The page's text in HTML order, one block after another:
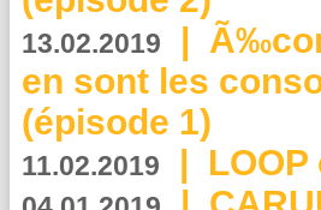
13.02.2019 |
en sont les
(épisode 1)
11.02.2019 |